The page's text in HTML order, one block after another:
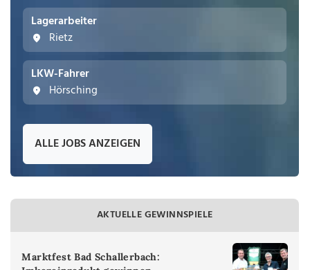
Lagerarbeiter
Rietz
LKW-Fahrer
Hörsching
ALLE JOBS ANZEIGEN
AKTUELLE GEWINNSPIELE
Marktfest Bad Schallerbach: